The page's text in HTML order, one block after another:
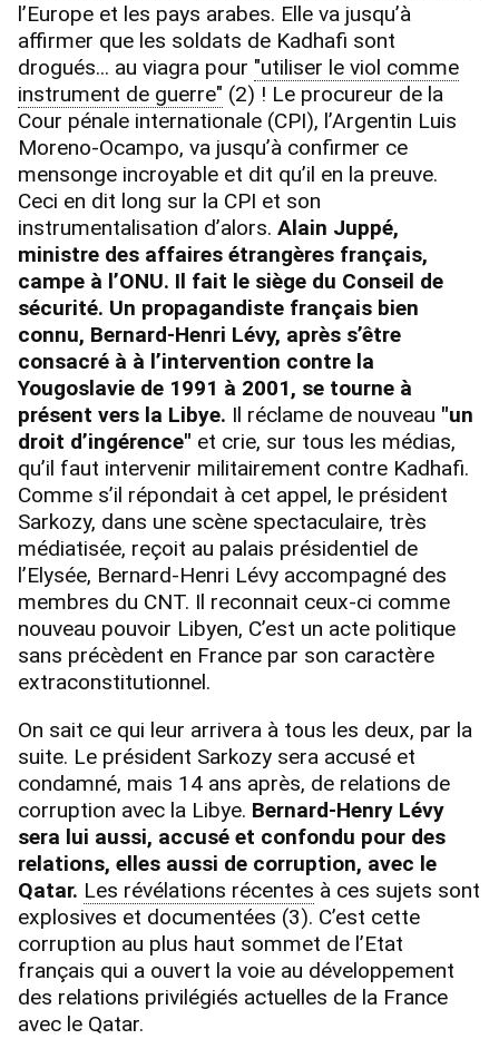
l’Europe et les pays arabes. Elle va jusqu’à
affirmer que les soldats de Kadhafi sont
drogués... au viagra pour "utiliser le viol comme
instrument de guerre" (2) ! Le procureur de la
Cour pénale internationale (CPI), l’Argentin Luis
Moreno-Ocampo, va jusqu’à confirmer ce
mensonge incroyable et dit qu’il en la preuve.
Ceci en dit long sur la CPI et son
instrumentalisation d’alors. Alain Juppé,
ministre des affaires étrangères français,
campe à l’ONU. Il fait le siège du Conseil de
sécurité. Un propagandiste français bien
connu, Bernard-Henri Lévy, après s’être
consacré à à l’intervention contre la
Yougoslavie de 1991 à 2001, se tourne à
présent vers la Libye. Il réclame de nouveau "un
droit d’ingérence" et crie, sur tous les médias,
qu’il faut intervenir militairement contre Kadhafi.
Comme s’il répondait à cet appel, le président
Sarkozy, dans une scène spectaculaire, très
médiatisée, reçoit au palais présidentiel de
l’Elysée, Bernard-Henri Lévy accompagné des
membres du CNT. Il reconnait ceux-ci comme
nouveau pouvoir Libyen, C’est un acte politique
sans précèdent en France par son caractère
extraconstitutionnel.
On sait ce qui leur arrivera à tous les deux, par la
suite. Le président Sarkozy sera accusé et
condamné, mais 14 ans après, de relations de
corruption avec la Libye. Bernard-Henry Lévy
sera lui aussi, accusé et confondu pour des
relations, elles aussi de corruption, avec le
Qatar. Les révélations récentes à ces sujets sont
explosives et documentées (3). C’est cette
corruption au plus haut sommet de l’Etat
français qui a ouvert la voie au développement
des relations privilégiés actuelles de la France
avec le Qatar.